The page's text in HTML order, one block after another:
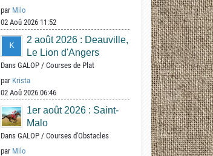
par Milo
02 Aoû 2026 11:52
2 août 2026 : Deauville,
Le Lion d'Angers
Dans GALOP / Courses de Plat
par Krista
02 Aoû 2026 06:46
1er août 2026 : Saint-
Malo
Dans GALOP / Courses d'Obstacles
par Milo